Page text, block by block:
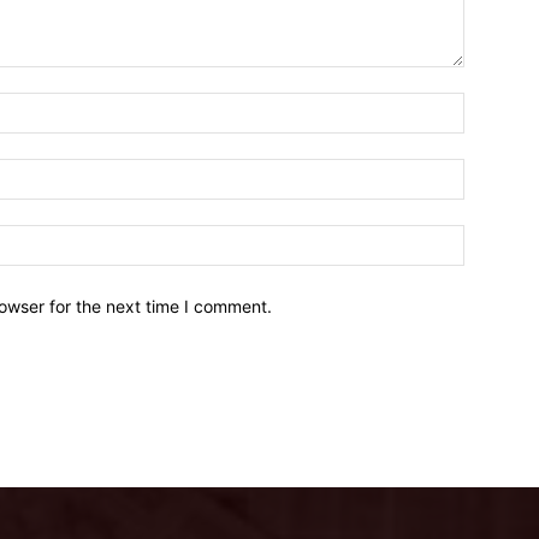
for the next time I comment.